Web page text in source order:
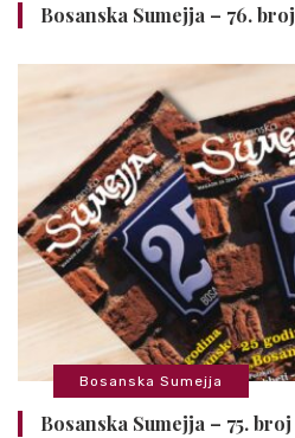
Bosanska Sumejja – 76. broj
Bosanska Sumejja
Bosanska Sumejja – 75. broj